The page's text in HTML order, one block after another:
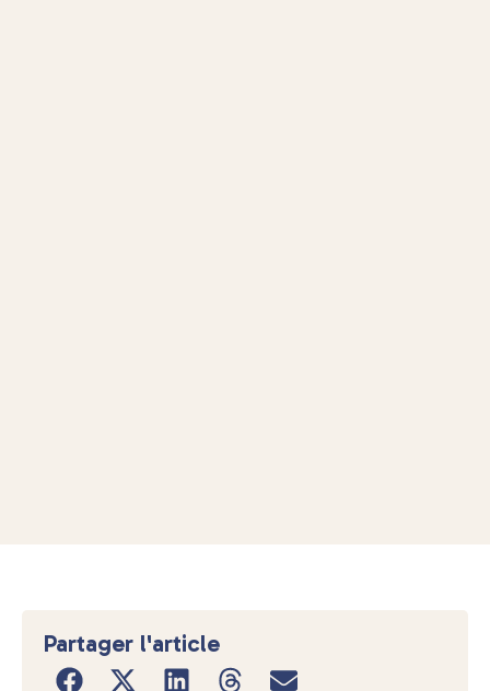
Partager l'article